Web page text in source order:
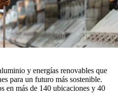
y energías renovables que
para un futuro más sostenible.
en más de 140 ubicaciones y 40